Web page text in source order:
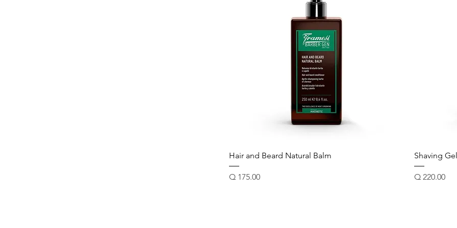
Hair and Beard Natural Balm
Precio
Q 175.00
Shaving Gel
Precio
Q 220.00